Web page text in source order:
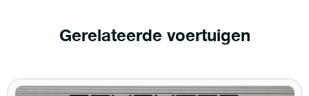
Gerelateerde voertuigen